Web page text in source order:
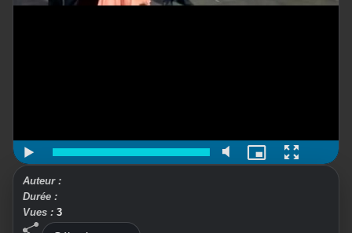
Auteur :
Durée :
Vues : 3